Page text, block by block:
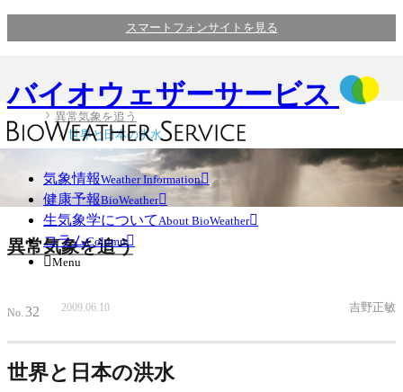
スマートフォンサイトを見る
バイオウェザーサービス
気象情報Weather Information
健康予報BioWeather
生気象学について About BioWeather
コラムColumn
Menu
異常気象を追う
世界と日本の洪水
異常気象を追う
No. 32 2009.06.10 吉野正敏
世界と日本の洪水